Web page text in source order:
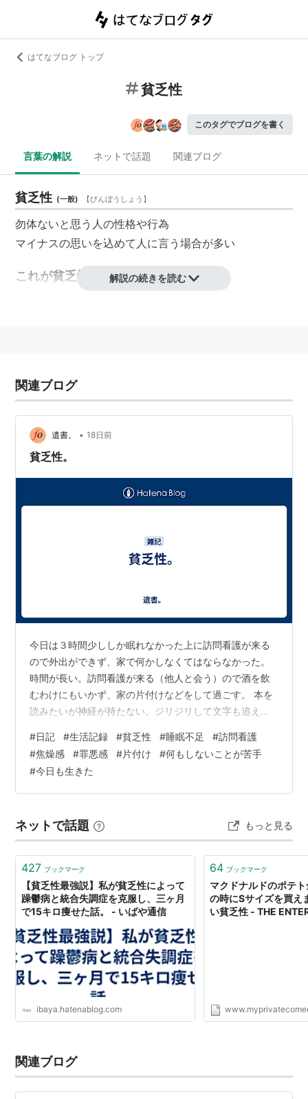
はてなブログ トップ
貧乏性
このタグでブログを書く
言葉の解説 ネットで話題 関連ブログ
貧乏性 (一般) 【びんぼうしょう 】
勿体ないと思う人の性格や行為
マイナスの思いを込めて人に言う場合が多い
これが貧乏性だ
て、「そのうち」は永久にやって来ないと思うよ。
消しゴムを指が紙につくギリギリまで使う、使えな
くなったシャーシンでグラデーション描いてみる。
解説の続きを読む
関連ブログ
遺書。 • 18日前
貧乏性。
今日は３時間少ししか眠れなかった上に訪問看護が来る
ので外出ができず、家で何かしなくてはならなかった。
時間が長い。訪問看護が来る（他人と会う）ので酒を飲
むわけにもいかず、家の片付けなどをして過ごす。 本を
読みたいが神経が持たない。ジリジリして文字も追えな
と気が焦る。 きっと、時間を無為に過ごすことに対して
罪悪感があるのだろう、何の成果も生まないことをセカ
セカと熟して、１日を過ごした。 ランキングサイトに参
加しております。バナーをクリックしていただけると投
#日記 #生活記録 #貧乏性 #睡眠不足 #訪問看護
#焦燥感 #罪悪感 #片付け #何もしないことが苦手
#今日も生きた
ネットで話題 もっと見る
427 ブックマーク
【貧乏性最強説】私が貧乏性によって
躁鬱病と統合失調症を克服し、三ヶ月
で15キロ痩せた話。 - いばや通信
ibaya.hatenablog.com
64 ブックマーク
マクドナルドのポテ
の時にSサイズを買え
い貧乏性 - THE
関連ブログ